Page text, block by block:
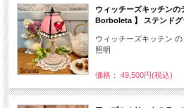
ウィッチーズキッチンの
Borboleta 】 ステンド
ウィッチーズキッチン
照明
価格： 49,500円(税込)